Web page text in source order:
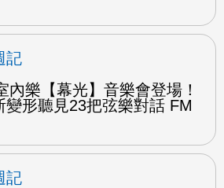
記
內樂【幕光】音樂會登場！
變形聽見23把弦樂對話 FM
記